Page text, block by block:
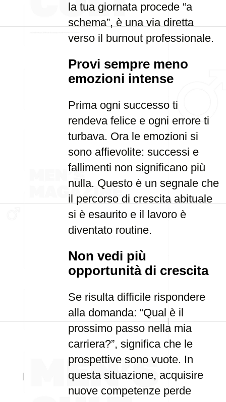
la tua giornata procede “a
schema”, è una via diretta
verso il burnout professionale.
Provi sempre meno
emozioni intense
Prima ogni successo ti
rendeva felice e ogni errore ti
turbava. Ora le emozioni si
sono affievolite: successi e
fallimenti non significano più
nulla. Questo è un segnale che
il percorso di crescita abituale
si è esaurito e il lavoro è
diventato routine.
Non vedi più
opportunità di crescita
Se risulta difficile rispondere
alla domanda: “Qual è il
prossimo passo nella mia
carriera?”, significa che le
prospettive sono vuote. In
questa situazione, acquisire
nuove competenze perde